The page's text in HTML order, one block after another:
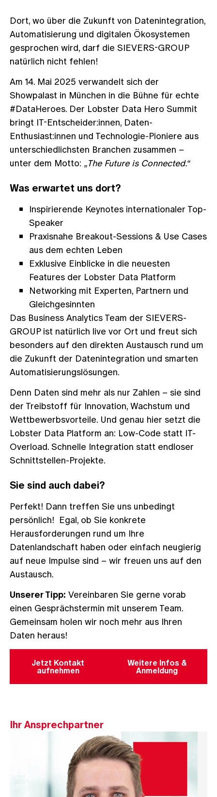
Dort, wo über die Zukunft von Datenintegration,
Automatisierung und digitalen Ökosystemen
gesprochen wird, darf die SIEVERS-GROUP
natürlich nicht fehlen!
Am 14. Mai 2025 verwandelt sich der
Showpalast in München in die Bühne für echte
#DataHeroes. Der Lobster Data Hero Summit
bringt IT-Entscheider:innen, Daten-
Enthusiast:innen und Technologie-Pioniere aus
unterschiedlichsten Branchen zusammen –
unter dem Motto: „The Future is Connected.“
Was erwartet uns dort?
Inspirierende Keynotes internationaler Top-
Speaker
Praxisnahe Breakout-Sessions & Use Cases
aus dem echten Leben
Exklusive Einblicke in die neuesten
Features der Lobster Data Platform
Networking mit Experten, Partnern und
Gleichgesinnten
Das Business Analytics Team der SIEVERS-
GROUP ist natürlich live vor Ort und freut sich
besonders auf den direkten Austausch rund um
die Zukunft der Datenintegration und smarten
Automatisierungslösungen.
Denn Daten sind mehr als nur Zahlen – sie sind
der Treibstoff für Innovation, Wachstum und
Wettbewerbsvorteile. Und genau hier setzt die
Lobster Data Platform an: Low-Code statt IT-
Overload. Schnelle Integration statt endloser
Schnittstellen-Projekte.
Sie sind auch dabei?
Perfekt! Dann treffen Sie uns unbedingt
persönlich! Egal, ob Sie konkrete
Herausforderungen rund um Ihre
Datenlandschaft haben oder einfach neugierig
auf neue Impulse sind – wir freuen uns auf den
Austausch.
Unserer Tipp: Vereinbaren Sie gerne vorab
einen Gesprächstermin mit unserem Team.
Gemeinsam holen wir noch mehr aus Ihren
Daten heraus!
Jetzt Kontakt
aufnehmen
Weitere Infos &
Anmeldung
Ihr Ansprechpartner